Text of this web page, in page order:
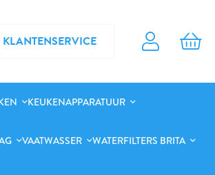
KLANTENSERVICE
KEUKENAPPARATUUR
VAATWASSER WATERFILTERS BRITA